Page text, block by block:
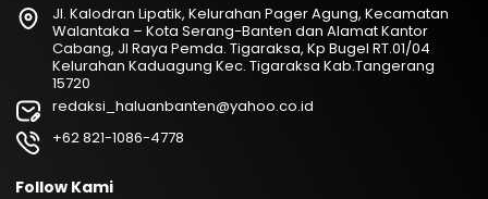
Jl. Kalodran Lipatik, Kelurahan Pager Agung, Kecamatan
Walantaka – Kota Serang-Banten dan Alamat Kantor
Cabang, Jl Raya Pemda. Tigaraksa, Kp Bugel RT.01/04
Kelurahan Kaduagung Kec. Tigaraksa Kab.Tangerang
15720
redaksi_haluanbanten@yahoo.co.id
+62 821-1086-4778
Follow Kami